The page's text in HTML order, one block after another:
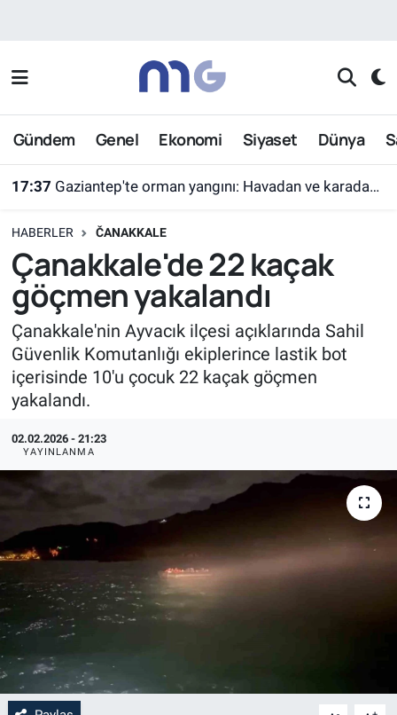
Gündem Genel Ekonomi Siyaset Dünya
17:37 Gaziantep'te orman yangını: Havadan ve karadan müdahaleyle söndürüldü
HABERLER ČANAKKALE
Çanakkale'de 22 kaçak
göçmen yakalandı
Çanakkale'nin Ayvacık ilçesi açıklarında Sahil
Güvenlik Komutanlığı ekiplerince lastik bot
içerisinde 10'u çocuk 22 kaçak göçmen
yakalandı.
02.02.2026 - 21:23
YAYINLANMA
Nöbetçi Eczaneler
Hava Durumu
Süper Lig Puan Durumu ve Fikstür
Tüm Manşetler
Son Dakika Haberleri
Haber Arşivi